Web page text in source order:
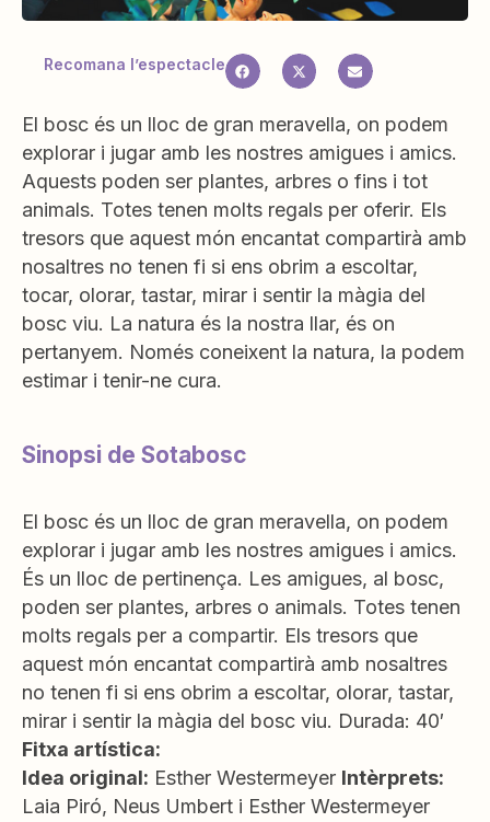
Recomana l’espectacle
El bosc és un lloc de gran meravella, on podem
explorar i jugar amb les nostres amigues i amics.
Aquests poden ser plantes, arbres o fins i tot
animals. Totes tenen molts regals per oferir. Els
tresors que aquest món encantat compartirà amb
nosaltres no tenen fi si ens obrim a escoltar,
tocar, olorar, tastar, mirar i sentir la màgia del
bosc viu. La natura és la nostra llar, és on
pertanyem. Només coneixent la natura, la podem
estimar i tenir-ne cura.
Sinopsi de Sotabosc
El bosc és un lloc de gran meravella, on podem
explorar i jugar amb les nostres amigues i amics.
És un lloc de pertinença. Les amigues, al bosc,
poden ser plantes, arbres o animals. Totes tenen
molts regals per a compartir. Els tresors que
aquest món encantat compartirà amb nosaltres
no tenen fi si ens obrim a escoltar, olorar, tastar,
mirar i sentir la màgia del bosc viu. Durada: 40′
Fitxa artística:
Idea original: Esther Westermeyer Intèrprets:
Laia Piró, Neus Umbert i Esther Westermeyer